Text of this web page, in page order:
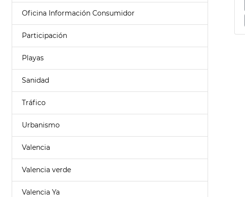
Oficina Información Consumidor
Participación
Playas
Sanidad
Tráfico
Urbanismo
Valencia
Valencia verde
Valencia Ya